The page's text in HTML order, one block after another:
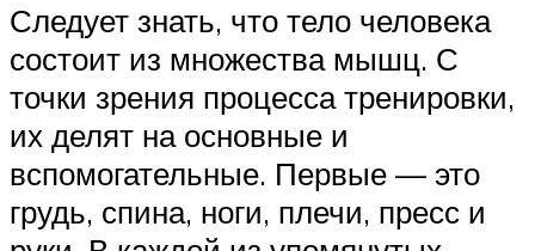
Следует знать, что тело человека
состоит из множества мышц. С
точки зрения процесса тренировки,
их делят на основные и
вспомогательные. Первые — это
грудь, спина, ноги, плечи, пресс и